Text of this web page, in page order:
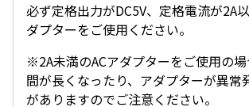
必ず定格出力がDC5V、定格電流が2A
ダプターをご使用ください。
※2A未満のACアダプターをご使用の
間が長くなったり、アダプターが異常
がありますのでご注意ください。